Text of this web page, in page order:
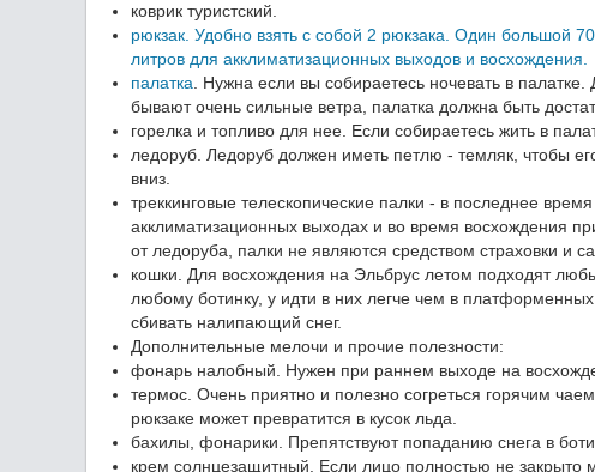
коврик туристский.
рюкзак. Удобно взять с собой 2 рюкзака. Один большой
литров для акклиматизационных выходов и восхождения.
палатка . Нужна если вы собираетесь ночевать в
бывают очень сильные ветра, палатка должна быть
горелка и топливо для нее. Если собираетесь жить в
ледоруб. Ледоруб должен иметь петлю - темляк, чтобы
вниз.
треккинговые телескопические палки - в последнее
акклиматизационных выходах и во время восхождения
от ледоруба, палки не являются средством страховки и
кошки. Для восхождения на Эльбрус летом подходят
любому ботинку, у идти в них легче чем в
сбивать налипающий снег.
Дополнительные мелочи и прочие полезности:
фонарь налобный. Нужен при раннем выходе на
термос. Очень приятно и полезно согреться горячим
рюкзаке может превратится в кусок льда.
бахилы, фонарики. Препятствуют попаданию снега в
крем солнцезащитный. Если лицо полностью не закрыто